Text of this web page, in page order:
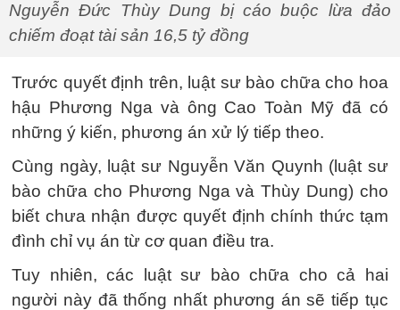
Nguyễn Đức Thùy Dung bị cáo buộc lừa đảo
chiếm đoạt tài sản 16,5 tỷ đồng
Trước quyết định trên, luật sư bào chữa cho hoa
hậu Phương Nga và ông Cao Toàn Mỹ đã có
những ý kiến, phương án xử lý tiếp theo.
Cùng ngày, luật sư Nguyễn Văn Quynh (luật sư
bào chữa cho Phương Nga và Thùy Dung) cho
biết chưa nhận được quyết định chính thức tạm
đình chỉ vụ án từ cơ quan điều tra.
Tuy nhiên, các luật sư bào chữa cho cả hai
người này đã thống nhất phương án sẽ tiếp tục